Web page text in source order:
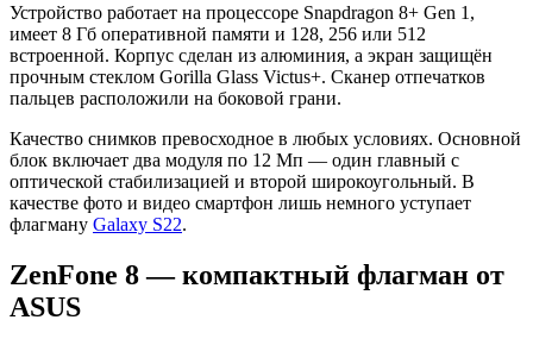
Устройство работает на процессоре Snapdragon 8+ Gen 1,
имеет 8 Гб оперативной памяти и 128, 256 или 512
встроенной. Корпус сделан из алюминия, а экран защищён
прочным стеклом Gorilla Glass Victus+. Сканер отпечатков
пальцев расположили на боковой грани.
Качество снимков превосходное в любых условиях. Основной
блок включает два модуля по 12 Мп — один главный с
оптической стабилизацией и второй широкоугольный. В
качестве фото и видео смартфон лишь немного уступает
флагману Galaxy S22.
ZenFone 8 — компактный флагман от
ASUS